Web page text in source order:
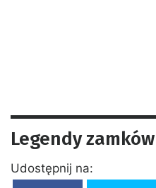
Legendy
Udostępnij na: